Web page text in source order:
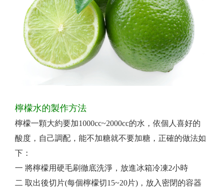
檸檬水的製作方法
檸檬一顆大約要加1000cc~2000cc的水，依個人喜好的
酸度，自己調配，能不加糖就不要加糖，正確的做法如
下：
一 將檸檬用硬毛刷徹底洗淨，放進冰箱冷凍2小時
二 取出後切片(每個檸檬切15~20片)，放入密閉的容器